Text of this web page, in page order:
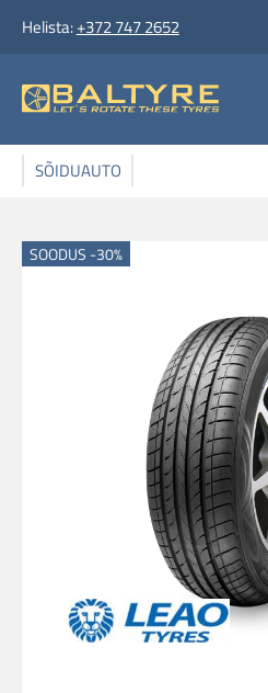
Helista:+372 747 2652
SÕIDUAUTO
SOODUS -30%